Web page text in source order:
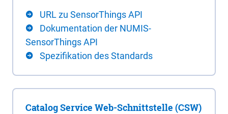
URL zu SensorThings API
Dokumentation der NUMIS-
SensorThings API
Spezifikation des Standards
Catalog Service Web-Schnittstelle (CSW)